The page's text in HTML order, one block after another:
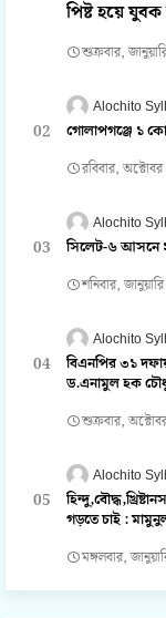
পিষ্ট হয়ে
শুক্রবার,
Alochito
গোলাপগঞ্জে ১
রবিবার,
Alochito
সিলেট-৬ আসনে ২
শনিবার,
Alochito
বিএনপির ৩১
ড.এনামুল হক
শুক্রবার,
Alochito
গড়তে চাই :
মঙ্গলবার,